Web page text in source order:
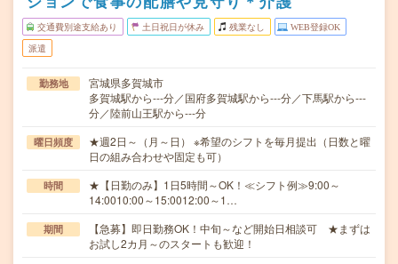
交通費別途支給あり 土日祝日が休み 残業なし WEB登録OK
派遣
勤務地
宮城県多賀城市
多賀城駅から---分／国府多賀城駅から---分／下馬駅から---
分／陸前山王駅から---分
曜日頻度
★週2日～（月～日） ※希望のシフトを毎月提出（日数と曜
日の組み合わせや固定も可）
時間
★【日勤のみ】1日5時間～OK！≪シフト例≫9:00～
14:0010:00～15:0012:00～1…
期間
【急募】即日勤務OK！中旬～など開始日相談可 ★まずは
お試し2カ月～のスタートも歓迎！